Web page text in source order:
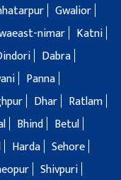
Gwalior
nimar
Katni
Dabra
Panna
Dhar
Ratlam
Bhind
Betul
Harda Sehore
Shivpuri